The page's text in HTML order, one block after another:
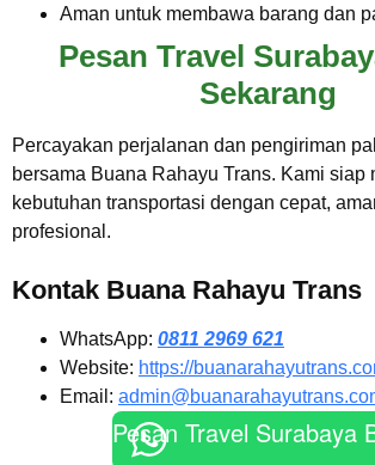
Aman untuk membawa barang dan
Pesan Travel
Sekarang
Percayakan perjalanan dan pengiriman
bersama Buana Rahayu Trans. Kami siap
kebutuhan transportasi dengan cepat,
profesional.
Kontak Buana Rahayu Trans
WhatsApp: 0811 2969 621
Website: https://
Email:
Pesan Travel Surabaya